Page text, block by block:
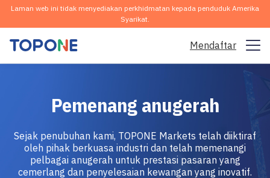
Laman web ini tidak menyediakan perkhidmatan kepada penduduk Amerika
Syarikat.
Mendaftar
Komuniti
Analisis & Pembelajaran
Pemenang anugerah
Sejak penubuhan kami, TOPONE Markets telah diiktiraf
oleh pihak berkuasa industri dan telah memenangi
pelbagai anugerah untuk prestasi pasaran yang
cemerlang dan penyelesaian kewangan yang inovatif.